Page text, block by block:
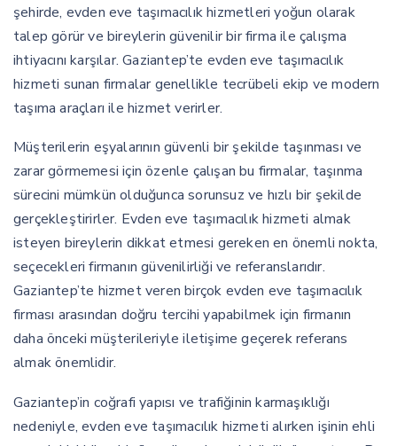
şehirde, evden eve taşımacılık hizmetleri yoğun olarak
talep görür ve bireylerin güvenilir bir firma ile çalışma
ihtiyacını karşılar. Gaziantep’te evden eve taşımacılık
hizmeti sunan firmalar genellikle tecrübeli ekip ve modern
taşıma araçları ile hizmet verirler.
Müşterilerin eşyalarının güvenli bir şekilde taşınması ve
zarar görmemesi için özenle çalışan bu firmalar, taşınma
sürecini mümkün olduğunca sorunsuz ve hızlı bir şekilde
gerçekleştirirler. Evden eve taşımacılık hizmeti almak
isteyen bireylerin dikkat etmesi gereken en önemli nokta,
seçecekleri firmanın güvenilirliği ve referanslarıdır.
Gaziantep’te hizmet veren birçok evden eve taşımacılık
firması arasından doğru tercihi yapabilmek için firmanın
daha önceki müşterileriyle iletişime geçerek referans
almak önemlidir.
Gaziantep’in coğrafi yapısı ve trafiğinin karmaşıklığı
nedeniyle, evden eve taşımacılık hizmeti alırken işinin ehli